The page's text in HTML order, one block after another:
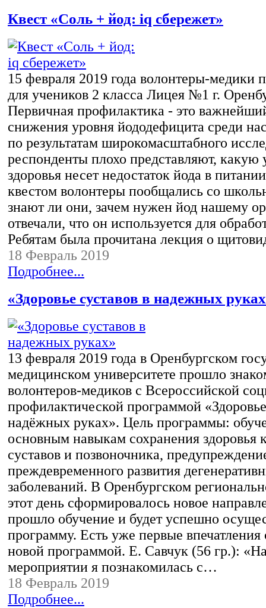
Квест «Соль + йод: iq сбережет»
15 февраля 2019 года волонтеры-медики
для учеников 2 класса Лицея №1 г.
Первичная профилактика - это
снижения уровня йододефицита среди
по результатам широкомасштабного
респонденты плохо представляют, какую
здоровья несет недостаток йода в
квестом волонтеры пообщались со
знают ли они, зачем нужен йод нашему
отвечали, что он используется для
Ребятам была прочитана лекция о
18 Февраль 2019
Подробнее...
«Здоровье суставов в надежных
13 февраля 2019 года в Оренбургском
медицинском университете прошло
волонтеров-медиков с Всероссийской
профилактической программой
надёжных руках». Цель программы:
основным навыкам сохранения здоровья
суставов и позвоночника,
преждевременного развития
заболеваний. В Оренбургском
этот день сформировалось новое
прошло обучение и будет успешно
программу. Есть уже первые впечатления
новой программой. Е. Савчук (56 гр.):
мероприятии я познакомилась с…
18 Февраль 2019
Подробнее...